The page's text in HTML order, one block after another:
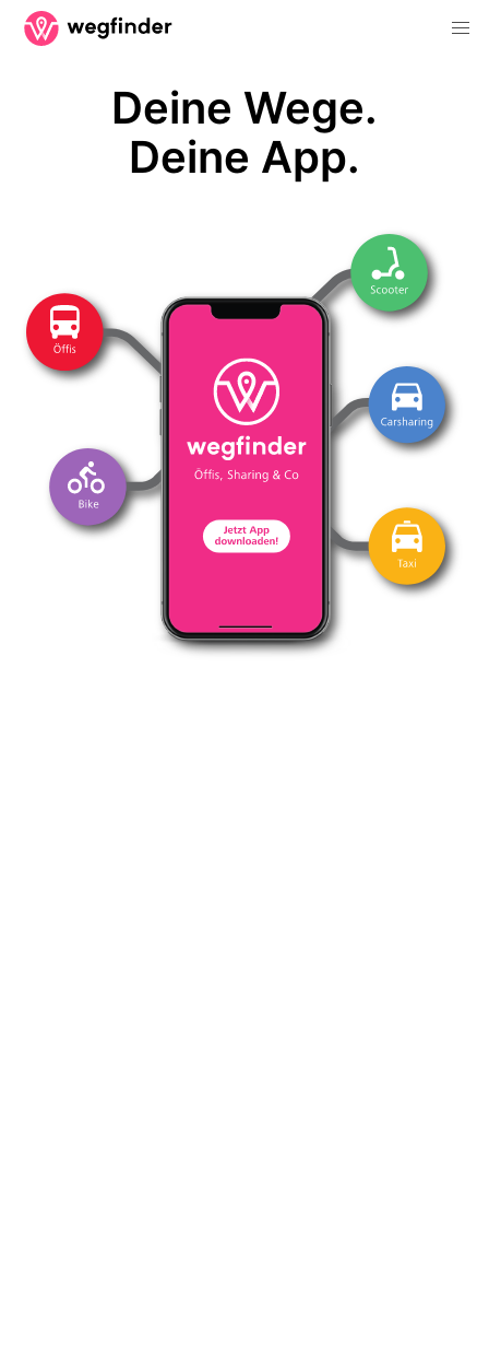
Deine Wege.
Deine App.